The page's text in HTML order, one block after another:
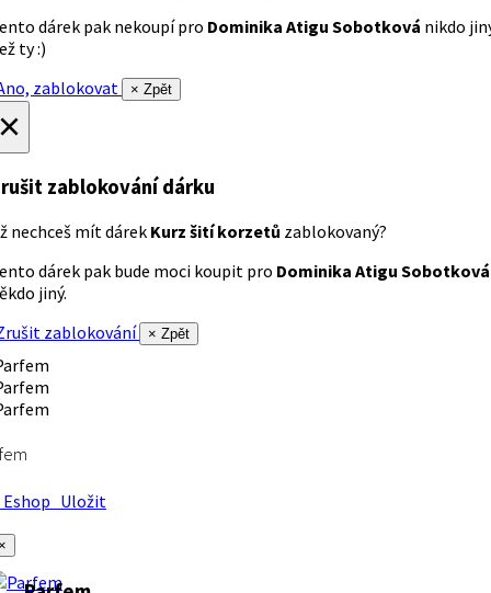
dárek pak nekoupí pro Dominika Atigu Sobotková nikdo
ty :)
zablokovat
× Zpět
zablokování dárku
nechceš mít dárek Kurz šití korzetů zablokovaný?
dárek pak bude moci koupit pro Dominika Atigu Sobotková
jiný.
zablokování
× Zpět
Uložit